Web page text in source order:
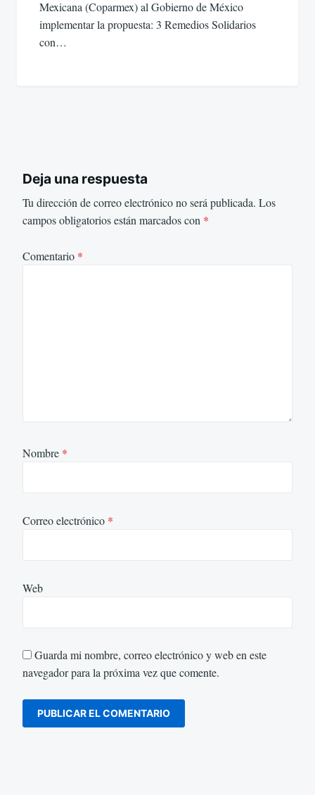
Mexicana (Coparmex) al Gobierno de México
implementar la propuesta: 3 Remedios Solidarios
con…
Deja una respuesta
Tu dirección de correo electrónico no será publicada. Los
campos obligatorios están marcados con *
Comentario *
Nombre *
Correo electrónico *
Web
Guarda mi nombre, correo electrónico y web en este
navegador para la próxima vez que comente.